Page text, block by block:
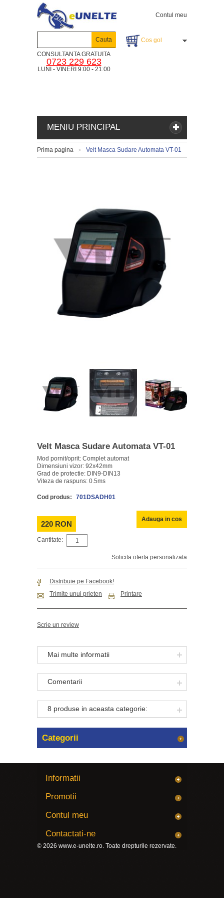
Contul meu
Cos gol
MENIU PRINCIPAL
CONSULTANTA GRATUITA
0723 229 623
LUNI - VINERI 9:00 - 21:00
Cauta
Prima pagina Velt Masca Sudare Automata VT-01
Velt Masca Sudare Automata VT-01
Mod pornit/oprit: Complet automat
Dimensiuni vizor: 92x42mm
Grad de protectie: DIN9-DIN13
Viteza de raspuns: 0.5ms
Cod produs: 701DSADH01
220 RON
Adauga in cos
Cantitate:
Solicita oferta personalizata
Distribuie pe Facebook!
Trimite unui prieten
Printare
Scrie un review
Mai multe informatii
Comentarii
8 produse in aceasta categorie:
Categorii
Informatii
Promotii
Contul meu
Contactati-ne
© 2026 www.e-unelte.ro. Toate drepturile rezervate.